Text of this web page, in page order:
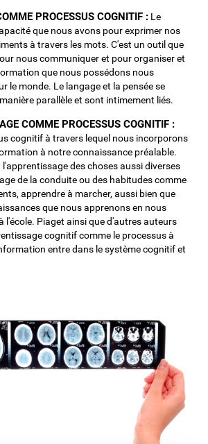
PROCESSUS COGNITIF : Le
que nous avons pour exprimer nos
à travers les mots. C'est un outil que
nous communiquer et pour organiser et
que nous possédons nous
le monde. Le langage et la pensée se
parallèle et sont intimement liés.
COMME PROCESSUS COGNITIF :
cognitif à travers lequel nous incorporons
à notre connaissance préalable.
des choses aussi diverses
de la conduite ou des habitudes comme
apprendre à marcher, aussi bien que
que nous apprenons en nous
l'école. Piaget ainsi que d'autres auteurs
cognitif comme le processus à
entre dans le système cognitif et